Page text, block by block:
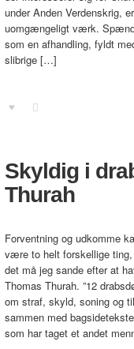
under Anden Verdenskrig,
uomgængeligt værk.
som en afhandling, fyldt
slibrige […]
Skyldig i
Thurah
Forventning og udkomme
være to helt forskellige
det må jeg sande efter at
Thomas Thurah. ”12
om straf, skyld, soning og
sammen med
som har taget et andet